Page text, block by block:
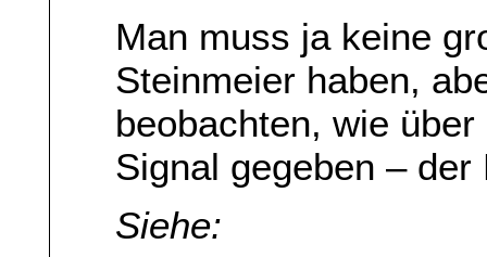
Man muss ja keine
Steinmeier haben,
beobachten, wie
Signal gegeben –
Siehe: